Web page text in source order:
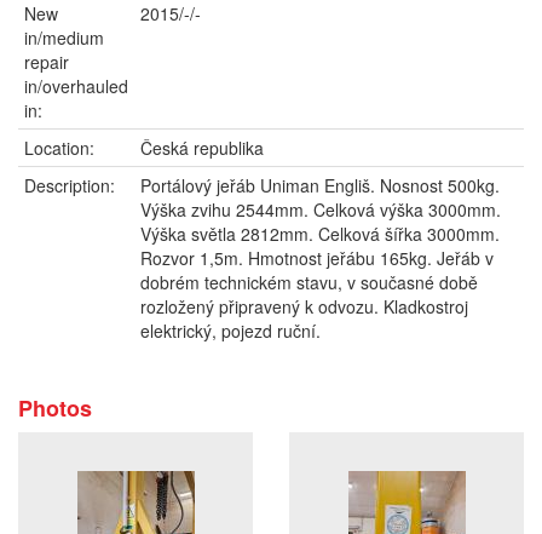
New
in/medium
repair
in/overhauled
in:
2015/-/-
Location:
Česká republika
Description:
Portálový jeřáb Uniman Engliš. Nosnost 500kg.
Výška zvihu 2544mm. Celková výška 3000mm.
Výška světla 2812mm. Celková šířka 3000mm.
Rozvor 1,5m. Hmotnost jeřábu 165kg. Jeřáb v
dobrém technickém stavu, v současné době
rozložený připravený k odvozu. Kladkostroj
elektrický, pojezd ruční.
Photos